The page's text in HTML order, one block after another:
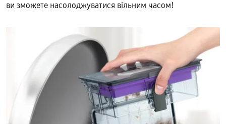
ви зможете насолоджуватися вільним часом!